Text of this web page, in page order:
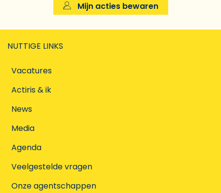
Mijn acties bewaren
NUTTIGE LINKS
Vacatures
Actiris & ik
News
Media
Agenda
Veelgestelde vragen
Onze agentschappen